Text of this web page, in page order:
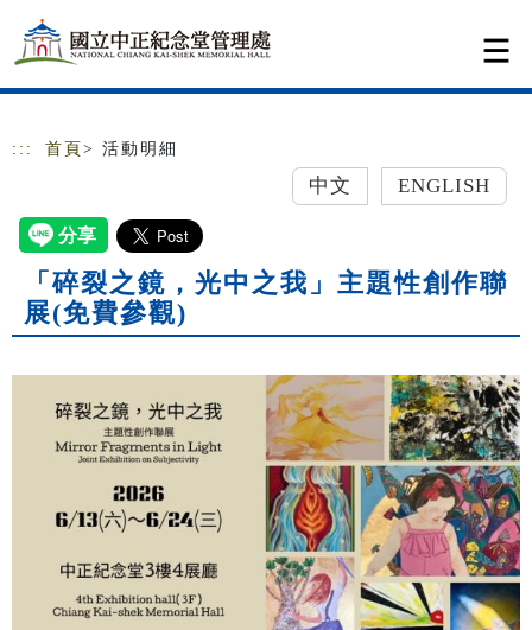
跳到主要內容
網站導覽
::: 首頁 > 活動明細
中文 ENGLISH
「碎裂之鏡，光中之我」主題性創作聯
展(免費參觀)